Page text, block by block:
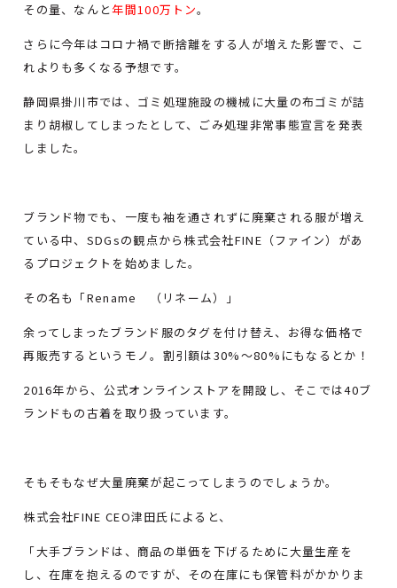
その量、なんと年間100万トン。
さらに今年はコロナ禍で断捨離をする人が増えた影響で、こ
れよりも多くなる予想です。
静岡県掛川市では、ゴミ処理施設の機械に大量の布ゴミが詰
まり胡椒してしまったとして、ごみ処理非常事態宣言を発表
しました。
ブランド物でも、一度も袖を通されずに廃棄される服が増え
ている中、SDGsの観点から株式会社FINE（ファイン）があ
るプロジェクトを始めました。
その名も「Rename （リネーム）」
余ってしまったブランド服のタグを付け替え、お得な価格で
再販売するというモノ。割引額は30%～80%にもなるとか！
2016年から、公式オンラインストアを開設し、そこでは40ブ
ランドもの古着を取り扱っています。
そもそもなぜ大量廃棄が起こってしまうのでしょうか。
株式会社FINE CEO津田氏によると、
「大手ブランドは、商品の単価を下げるために大量生産を
し、在庫を抱えるのですが、その在庫にも保管料がかかりま